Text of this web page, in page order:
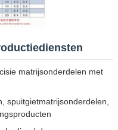
matrijsonderdelen met
spuitgietmatrijsonderdelen,